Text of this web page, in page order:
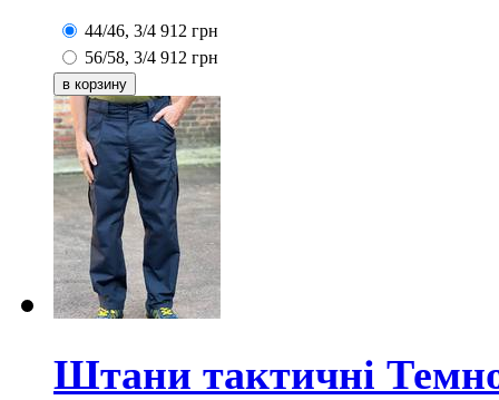
44/46, 3/4 912 грн
56/58, 3/4 912 грн
Штани тактичні